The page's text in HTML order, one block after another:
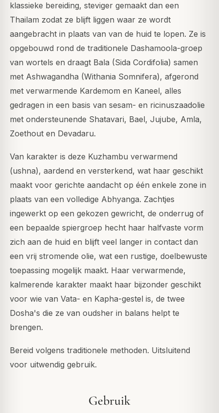
klassieke bereiding, steviger gemaakt dan een
Thailam zodat ze blijft liggen waar ze wordt
aangebracht in plaats van van de huid te lopen. Ze is
opgebouwd rond de traditionele Dashamoola-groep
van wortels en draagt Bala (Sida Cordifolia) samen
met Ashwagandha (Withania Somnifera), afgerond
met verwarmende Kardemom en Kaneel, alles
gedragen in een basis van sesam- en ricinuszaadolie
met ondersteunende Shatavari, Bael, Jujube, Amla,
Zoethout en Devadaru.
Van karakter is deze Kuzhambu verwarmend
(ushna), aardend en versterkend, wat haar geschikt
maakt voor gerichte aandacht op één enkele zone in
plaats van een volledige Abhyanga. Zachtjes
ingewerkt op een gekozen gewricht, de onderrug of
een bepaalde spiergroep hecht haar halfvaste vorm
zich aan de huid en blijft veel langer in contact dan
een vrij stromende olie, wat een rustige, doelbewuste
toepassing mogelijk maakt. Haar verwarmende,
kalmerende karakter maakt haar bijzonder geschikt
voor wie van Vata- en Kapha-gestel is, de twee
Dosha's die ze van oudsher in balans helpt te
brengen.
Bereid volgens traditionele methoden. Uitsluitend
voor uitwendig gebruik.
Gebruik